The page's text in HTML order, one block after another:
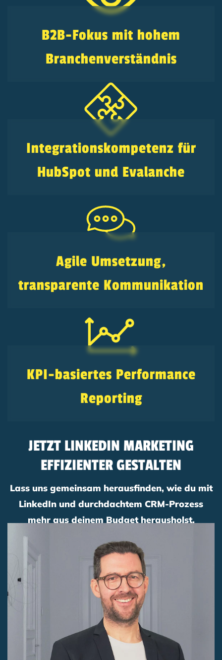
B2B-Fokus mit hohem
Branchenverständnis
Integrationskompetenz für
HubSpot und Evalanche
Agile Umsetzung,
transparente Kommunikation
KPI-basiertes Performance
Reporting
JETZT LINKEDIN MARKETING
EFFIZIENTER GESTALTEN
Lass uns gemeinsam herausfinden, wie du mit
LinkedIn und durchdachtem CRM-Prozess
mehr aus deinem Budget herausholst.